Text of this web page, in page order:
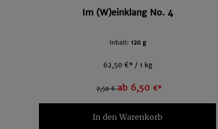
Im (W)einklang No. 4
Inhalt: 120 g
62,50 €* / 1 kg
7,50 €ab 6,50 €*
In den Warenkorb